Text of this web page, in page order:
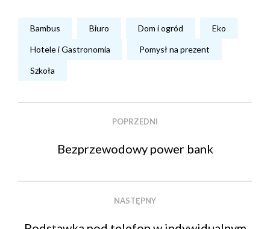
Bambus Biuro Dom i ogród Eko
Hotele i Gastronomia Pomysł na prezent
Szkoła
POPRZEDNI
Bezprzewodowy power bank
NASTĘPNY